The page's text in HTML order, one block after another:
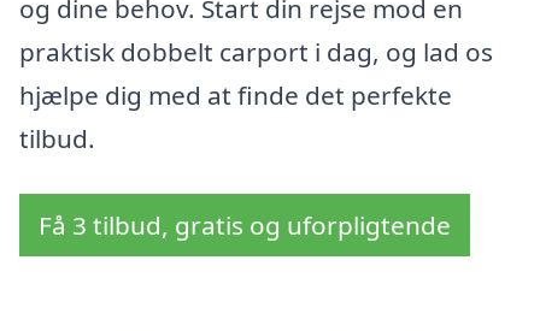
og dine behov. Start din rejse mod en
praktisk dobbelt carport i dag, og lad os
hjælpe dig med at finde det perfekte
tilbud.
Få 3 tilbud, gratis og uforpligtende